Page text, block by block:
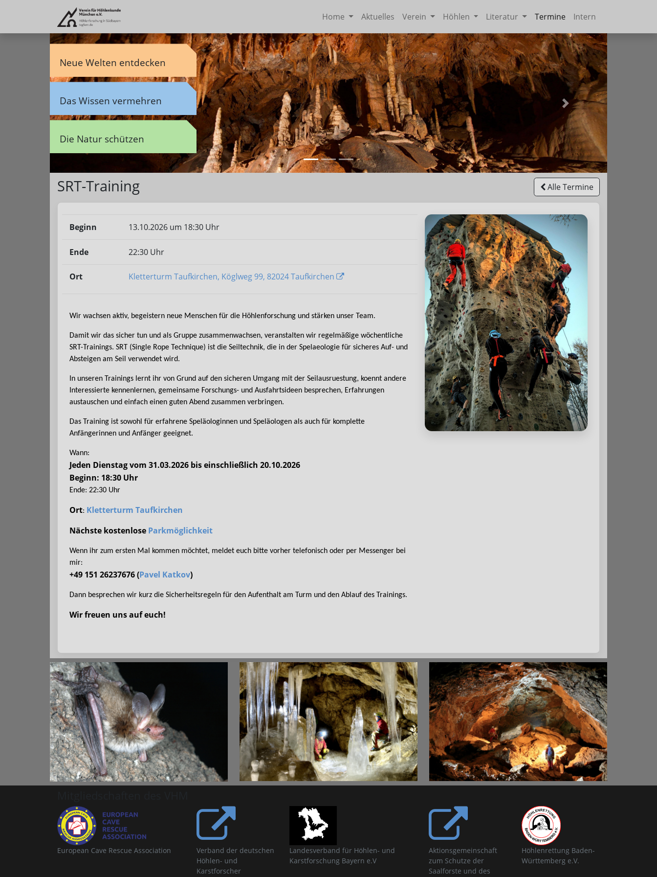
Home Aktuelles Verein Höhlen Literatur Termine Intern
Neue Welten entdecken
Das Wissen vermehren
Die Natur schützen
Weiter
SRT-Training Alle Termine
Beginn 13.10.2026 um 18:30 Uhr
Ende 22:30 Uhr
Ort Kletterturm Taufkirchen, Köglweg 99, 82024 Taufkirchen
Wir wachsen aktiv, begeistern neue Menschen für die Höhlenforschung und stärken unser Team.
Damit wir das sicher tun und als Gruppe zusammenwachsen, veranstalten wir regelmäßige wöchentliche
SRT-Trainings. SRT (Single Rope Technique) ist die Seiltechnik, die in der Spelaeologie für sicheres Auf- und
Absteigen am Seil verwendet wird.
In unseren Trainings lernt ihr von Grund auf den sicheren Umgang mit der Seilausruestung, koennt andere
Interessierte kennenlernen, gemeinsame Forschungs- und Ausfahrtsideen besprechen, Erfahrungen
austauschen und einfach einen guten Abend zusammen verbringen.
Das Training ist sowohl für erfahrene Speläologinnen und Speläologen als auch für komplette
Anfängerinnen und Anfänger geeignet.
Wann:
Jeden Dienstag vom 31.03.2026 bis einschließlich 20.10.2026
Beginn: 18:30 Uhr
Ende: 22:30 Uhr
Ort: Kletterturm Taufkirchen
Nächste kostenlose Parkmöglichkeit
Wenn ihr zum ersten Mal kommen möchtet, meldet euch bitte vorher telefonisch oder per Messenger bei
mir:
+49 151 26237676 (Pavel Katkov)
Dann besprechen wir kurz die Sicherheitsregeln für den Aufenthalt am Turm und den Ablauf des Trainings.
Wir freuen uns auf euch!
European Cave Rescue Association
Verband der deutschen
Höhlen- und
Karstforscher
Landesverband für Höhlen- und
Karstforschung Bayern e.V
Aktionsgemeinschaft
zum Schutze der
Saalforste und des
Höhlenrettung Baden-
Württemberg e.V.